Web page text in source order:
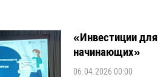
«Инвестиции для
начинающих»
06.04.2026 00:00